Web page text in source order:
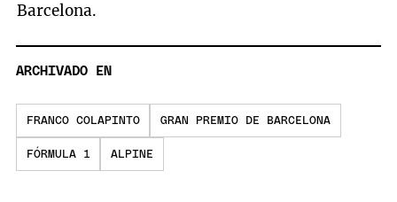
Barcelona.
ARCHIVADO EN
FRANCO COLAPINTO GRAN PREMIO DE BARCELONA
FÓRMULA 1 ALPINE